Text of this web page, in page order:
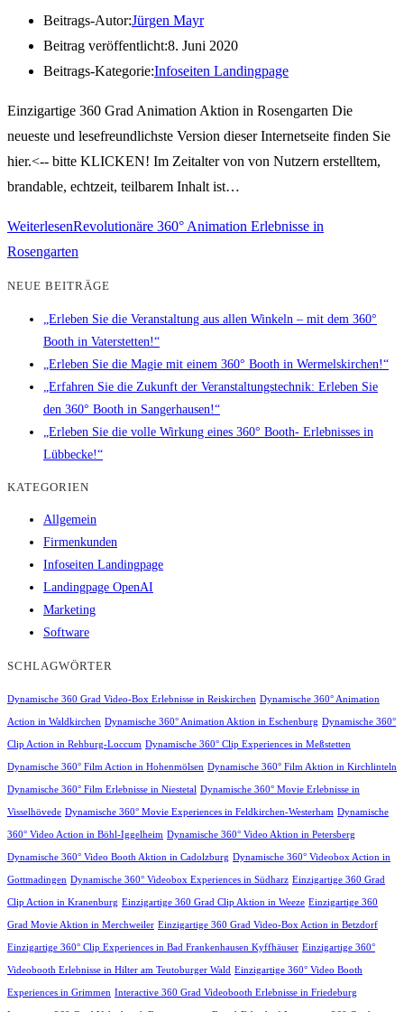
Beitrags-Autor:Jürgen Mayr
Beitrag veröffentlicht:8. Juni 2020
Beitrags-Kategorie:Infoseiten Landingpage
Einzigartige 360 Grad Animation Aktion in Rosengarten Die
neueste und lesefreundlichste Version dieser Internetseite finden Sie
hier.<-- bitte KLICKEN! Im Zeitalter von von Nutzern erstelltem,
brandable, echtzeit, teilbarem Inhalt ist…
WeiterlesenRevolutionäre 360° Animation Erlebnisse in
Rosengarten
NEUE BEITRÄGE
„Erleben Sie die Veranstaltung aus allen Winkeln – mit dem 360°
Booth in Vaterstetten!“
„Erleben Sie die Magie mit einem 360° Booth in Wermelskirchen!“
„Erfahren Sie die Zukunft der Veranstaltungstechnik: Erleben Sie
den 360° Booth in Sangerhausen!“
„Erleben Sie die volle Wirkung eines 360° Booth- Erlebnisses in
Lübbecke!“
KATEGORIEN
Allgemein
Firmenkunden
Infoseiten Landingpage
Landingpage OpenAI
Marketing
Software
SCHLAGWÖRTER
Dynamische 360 Grad Video-Box Erlebnisse in Reiskirchen Dynamische 360° Animation
Action in Waldkirchen Dynamische 360° Animation Aktion in Eschenburg Dynamische 360°
Clip Action in Rehburg-Loccum Dynamische 360° Clip Experiences in Meßstetten
Dynamische 360° Film Action in Hohenmölsen Dynamische 360° Film Aktion in Kirchlinteln
Dynamische 360° Film Erlebnisse in Niestetal Dynamische 360° Movie Erlebnisse in
Visselhövede Dynamische 360° Movie Experiences in Feldkirchen-Westerham Dynamische
360° Video Action in Böhl-Iggelheim Dynamische 360° Video Aktion in Petersberg
Dynamische 360° Video Booth Aktion in Cadolzburg Dynamische 360° Videobox Action in
Gottmadingen Dynamische 360° Videobox Experiences in Südharz Einzigartige 360 Grad
Clip Action in Kranenburg Einzigartige 360 Grad Clip Aktion in Weeze Einzigartige 360
Grad Movie Aktion in Merchweiler Einzigartige 360 Grad Video-Box Action in Betzdorf
Einzigartige 360° Clip Experiences in Bad Frankenhausen Kyffhäuser Einzigartige 360°
Videobooth Erlebnisse in Hilter am Teutoburger Wald Einzigartige 360° Video Booth
Experiences in Grimmen Interactive 360 Grad Videobooth Erlebnisse in Friedeburg